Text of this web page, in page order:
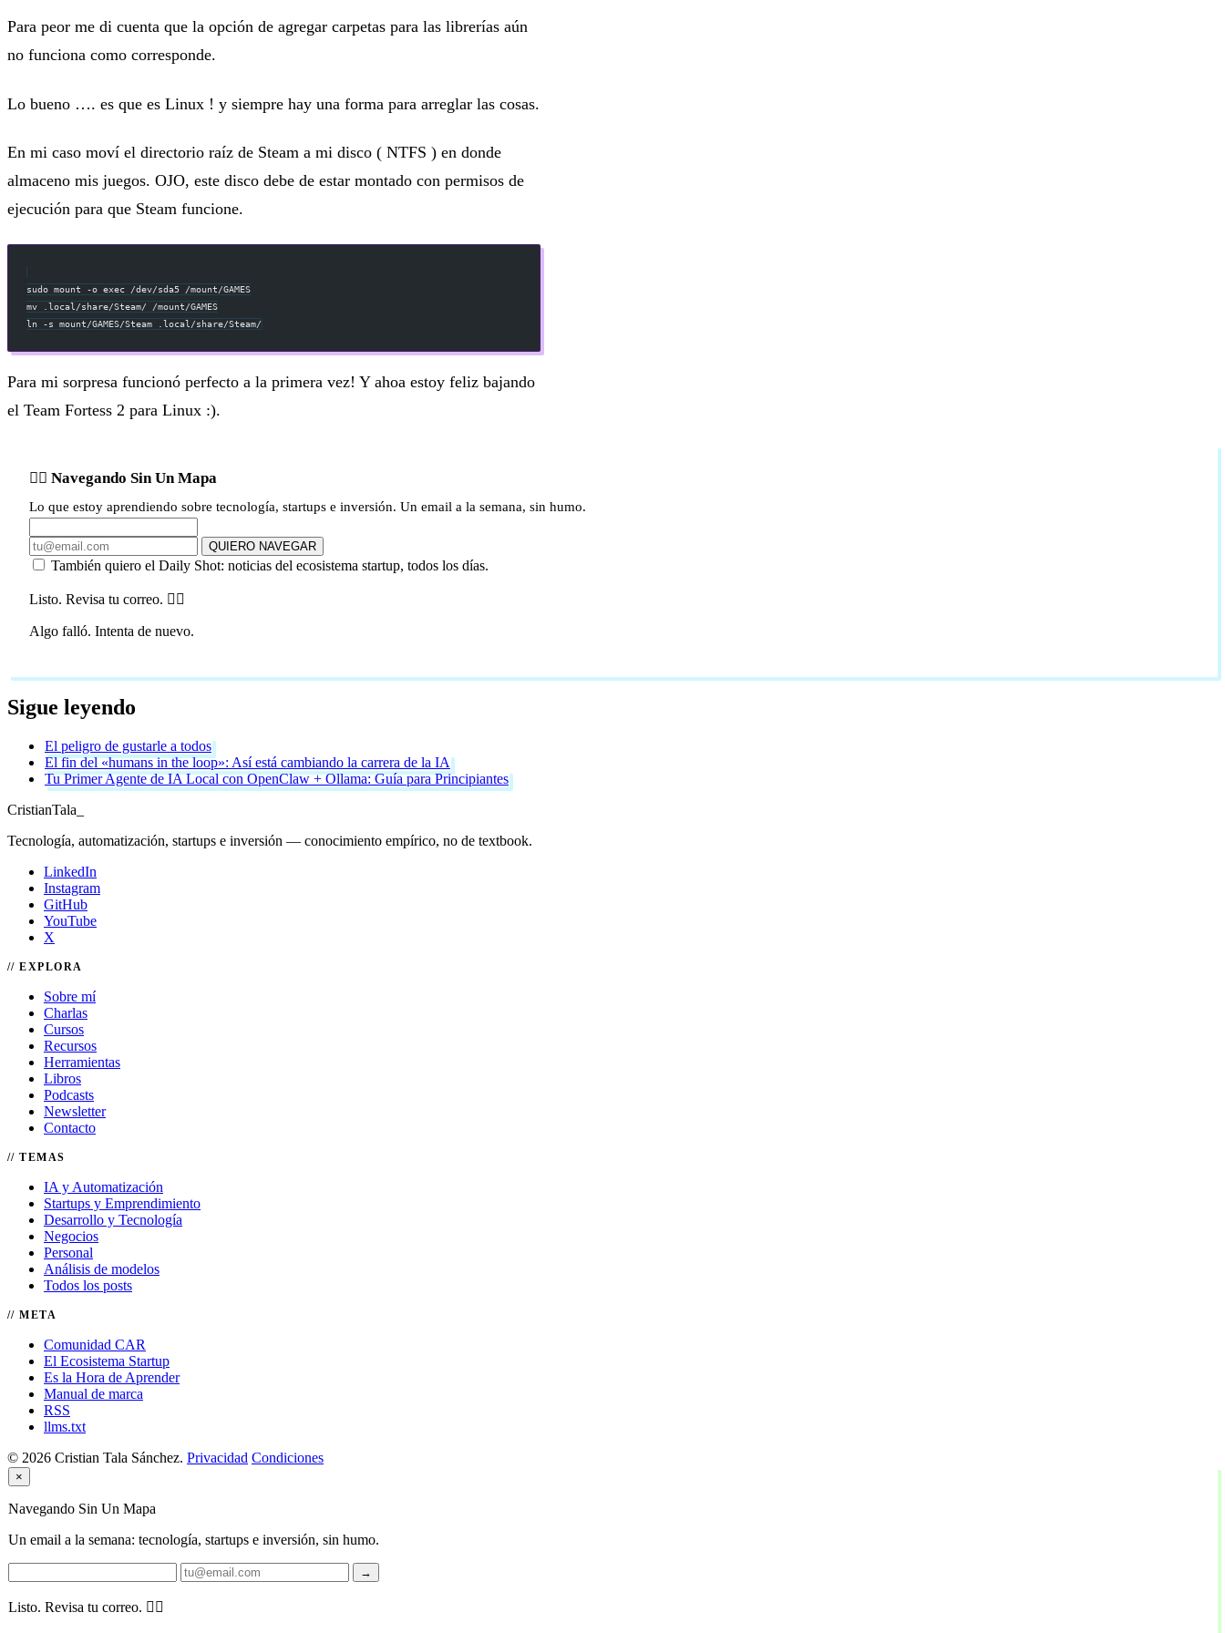
Para peor me di cuenta que la opción de agregar carpetas para las librerías aún
no funciona como corresponde.
Lo bueno …. es que es Linux ! y siempre hay una forma para arreglar las cosas.
En mi caso moví el directorio raíz de Steam a mi disco ( NTFS ) en donde
almaceno mis juegos. OJO, este disco debe de estar montado con permisos de
ejecución para que Steam funcione.
sudo mount -o exec /dev/sda5 /mount/GAMES
mv .local/share/Steam/ /mount/GAMES
ln -s mount/GAMES/Steam .local/share/Steam/
Para mi sorpresa funcionó perfecto a la primera vez! Y ahoa estoy feliz bajando
el Team Fortess 2 para Linux :).
🏴‍☠️ Navegando Sin Un Mapa
Lo que estoy aprendiendo sobre tecnología, startups e inversión. Un email a la semana, sin humo.
QUIERO NAVEGAR
También quiero el Daily Shot: noticias del ecosistema startup, todos los días.
Listo. Revisa tu correo. 🏴‍☠️
Algo falló. Intenta de nuevo.
Sigue leyendo
El peligro de gustarle a todos
El fin del «humans in the loop»: Así está cambiando la carrera de la IA
Tu Primer Agente de IA Local con OpenClaw + Ollama: Guía para Principiantes
CristianTala
Tecnología, automatización, startups e inversión — conocimiento empírico, no de textbook.
LinkedIn
Instagram
GitHub
YouTube
X
EXPLORA
Sobre mí
Charlas
Cursos
Recursos
Herramientas
Libros
Podcasts
Newsletter
Contacto
TEMAS
IA y Automatización
Startups y Emprendimiento
Desarrollo y Tecnología
Negocios
Personal
Análisis de modelos
Todos los posts
META
Comunidad CAR
El Ecosistema Startup
Es la Hora de Aprender
Manual de marca
RSS
llms.txt
© 2026 Cristian Tala Sánchez. Privacidad Condiciones
×
Navegando Sin Un Mapa
Un email a la semana: tecnología, startups e inversión, sin humo.
→
Listo. Revisa tu correo. 🏴‍☠️